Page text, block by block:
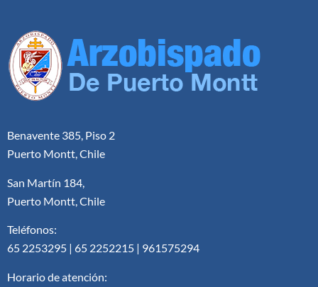
Benavente 385, Piso 2
Puerto Montt, Chile
San Martín 184,
Puerto Montt, Chile
Teléfonos:
65 2253295 | 65 2252215 | 961575294
Horario de atención: